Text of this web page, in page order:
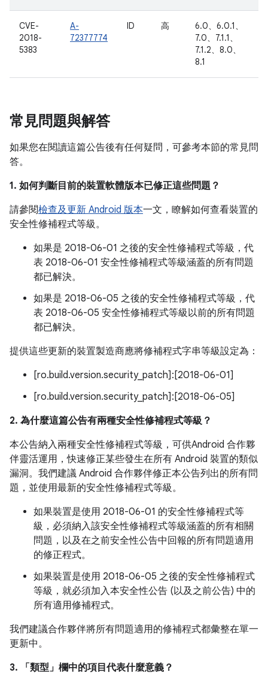
CVE-
2018-
5383
A-
72377774
ID 高
6.0、6.0.1、
7.0、7.1.1、
7.1.2、8.0、
8.1
常見問題與解答
如果您在閱讀這篇公告後有任何疑問，可參考本節的常見問
答。
1. 如何判斷目前的裝置軟體版本已修正這些問題？
請參閱檢查及更新 Android 版本一文，瞭解如何查看裝置的
安全性修補程式等級。
如果是 2018-06-01 之後的安全性修補程式等級，代
表 2018-06-01 安全性修補程式等級涵蓋的所有問題
都已解決。
如果是 2018-06-05 之後的安全性修補程式等級，代
表 2018-06-05 安全性修補程式等級以前的所有問題
都已解決。
提供這些更新的裝置製造商應將修補程式字串等級設定為：
[ro.build.version.security_patch]:[2018-06-01]
[ro.build.version.security_patch]:[2018-06-05]
2. 為什麼這篇公告有兩種安全性修補程式等級？
本公告納入兩種安全性修補程式等級，可供Android 合作夥
伴靈活運用，快速修正某些發生在所有 Android 裝置的類似
漏洞。我們建議 Android 合作夥伴修正本公告列出的所有問
題，並使用最新的安全性修補程式等級。
如果裝置是使用 2018-06-01 的安全性修補程式等
級，必須納入該安全性修補程式等級涵蓋的所有相關
問題，以及在之前安全性公告中回報的所有問題適用
的修正程式。
如果裝置是使用 2018-06-05 之後的安全性修補程式
等級，就必須加入本安全性公告 (以及之前公告) 中的
所有適用修補程式。
我們建議合作夥伴將所有問題適用的修補程式都彙整在單一
更新中。
3. 「類型」 欄中的項目代表什麼意義？